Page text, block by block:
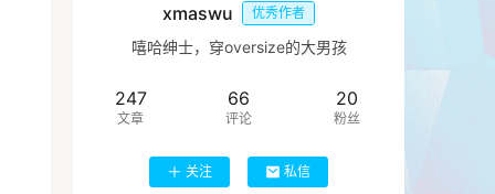
xmaswu 优秀作者
嘻哈绅士，穿oversize的大男孩
247
文章
66
评论
20
粉丝
关注 私信